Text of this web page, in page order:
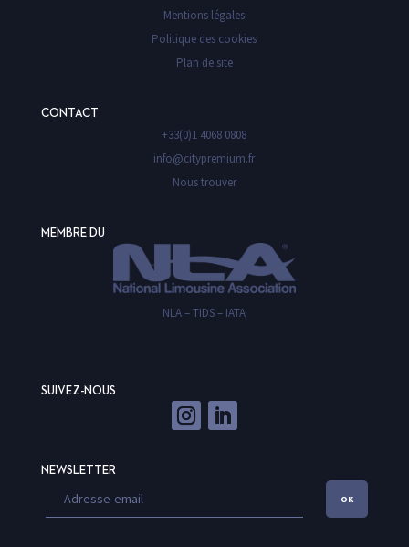
Mentions légales
Politique des cookies
Plan de site
CONTACT
+33(0)1 4068 0808
info@citypremium.fr
Nous trouver
MEMBRE DU
NLA – TIDS – IATA
SUIVEZ-NOUS
NEWSLETTER
OK